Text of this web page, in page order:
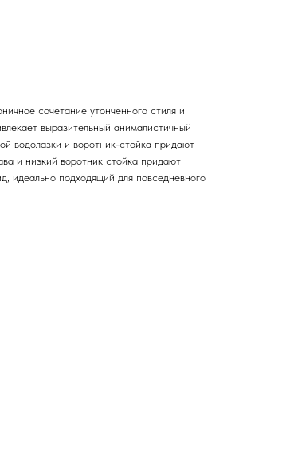
сочетание утонченного стиля и
выразительный анималистичный
водолазки и воротник-стойка придают
и низкий воротник стойка придают
идеально подходящий для повседневного